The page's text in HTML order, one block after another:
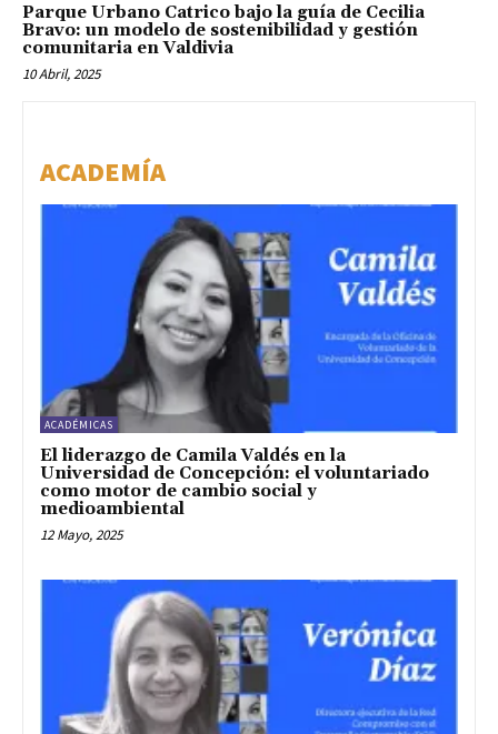
Parque Urbano Catrico bajo la guía de Cecilia
Bravo: un modelo de sostenibilidad y gestión
comunitaria en Valdivia
10 Abril, 2025
ACADEMÍA
ACADÉMICAS
El liderazgo de Camila Valdés en la
Universidad de Concepción: el voluntariado
como motor de cambio social y
medioambiental
12 Mayo, 2025